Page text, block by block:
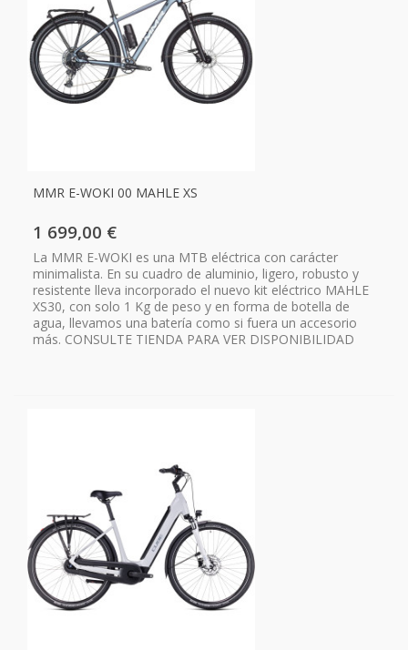
MMR E-WOKI 00 MAHLE XS
1 699,00 €
La MMR E-WOKI es una MTB eléctrica con carácter
minimalista. En su cuadro de aluminio, ligero, robusto y
resistente lleva incorporado el nuevo kit eléctrico MAHLE
XS30, con solo 1 Kg de peso y en forma de botella de
agua, llevamos una batería como si fuera un accesorio
más. CONSULTE TIENDA PARA VER DISPONIBILIDAD